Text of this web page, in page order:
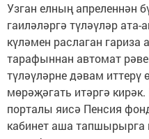
Узган елның апреленнән
гаиләләргә түләүләр
күләмен раслаган
тарафыннан автомат
түләүләрне дәвам иттерү
мөрәҗәгать итәргә
порталы яисә Пенсия
кабинет аша тапшырырга